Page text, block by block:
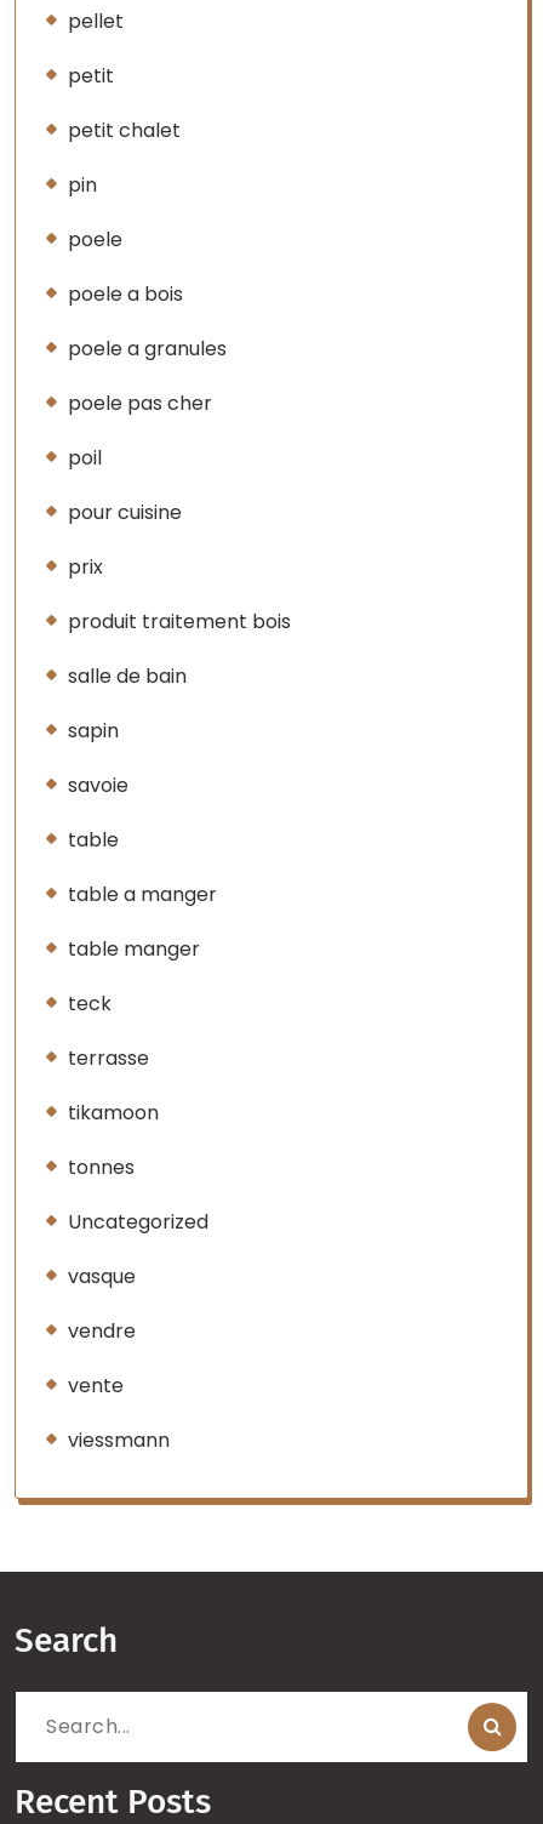
pellet
petit
petit chalet
pin
poele
poele a bois
poele a granules
poele pas cher
poil
pour cuisine
prix
produit traitement bois
salle de bain
sapin
savoie
table
table a manger
table manger
teck
terrasse
tikamoon
tonnes
Uncategorized
vasque
vendre
vente
viessmann
Search
Search
Recent Posts